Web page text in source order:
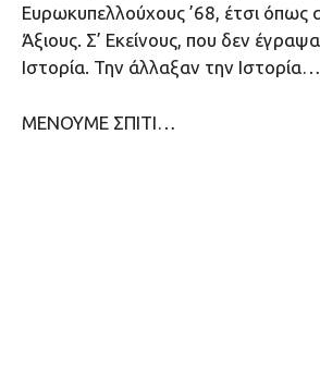
Ευρωκυπελλούχους ’68, έτσι όπως
Άξιους. Σ’ Εκείνους, που δεν
Ιστορία. Την άλλαξαν την Ιστορία…
ΜΕΝΟΥΜΕ ΣΠΙΤΙ…